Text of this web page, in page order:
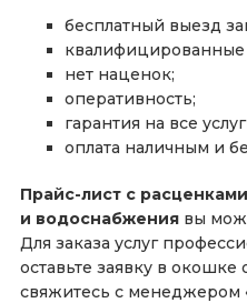
бесплатный выезд
квалифицированные
нет наценок;
оперативность;
гарантия на все
оплата наличным и
Прайс-лист с
и водоснабжениявы
Для заказа услуг
оставьте заявку в окошке
свяжитесь с менеджером